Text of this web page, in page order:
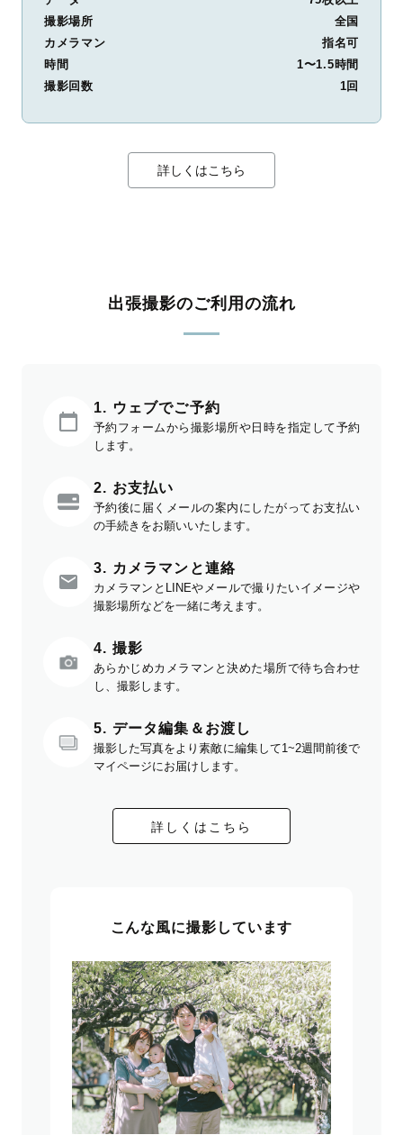
撮影場所
全国
カメラマン
指名可
時間
1〜1.5時間
撮影回数
1回
詳しくはこちら
出張撮影のご利用の流れ
1. ウェブでご予約
予約フォームから撮影場所や日時を指定して予約
します。
2. お支払い
予約後に届くメールの案内にしたがってお支払い
の手続きをお願いいたします。
3. カメラマンと連絡
カメラマンとLINEやメールで撮りたいイメージや
撮影場所などを一緒に考えます。
4. 撮影
あらかじめカメラマンと決めた場所で待ち合わせ
し、撮影します。
5. データ編集＆お渡し
撮影した写真をより素敵に編集して1~2週間前後で
マイページにお届けします。
詳しくはこちら
こんな風に撮影しています